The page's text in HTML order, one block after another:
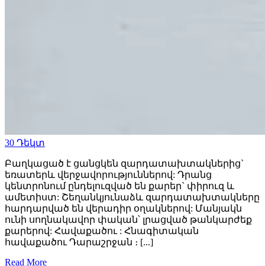
30 Դեկտ
Բաղկացած է ցանցկեն զարդատախտակներից`
եռատերև վերջավորություններով: Դրանց
կենտրոնում ընդելուզված են քարեր` փիրուզ և
ամետիստ: Շեղանկյունաձև զարդատախտակները
հարդարված են վերադիր օղակներով: Մանյակն
ունի սողնակավոր փական՝ լրացված թանկարժեք
քարերով: Հավաքածու : Հնագիտական
հավաքածու Դարաշրջան ։ [...]
Read More